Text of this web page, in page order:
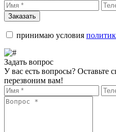
Заказать
принимаю условия
Задать вопрос
У вас есть вопросы? Оставьте
перезвоним вам!